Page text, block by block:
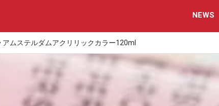
NEWS
アムステルダムアクリリックカラー120ml